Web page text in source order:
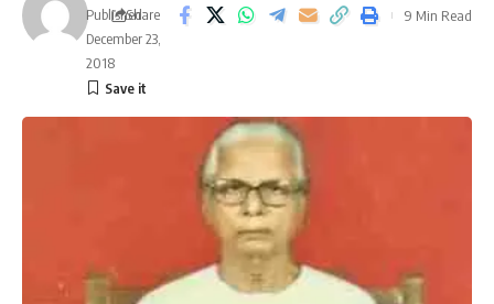
Published:
December 23,
2018
Share 9 Min Read